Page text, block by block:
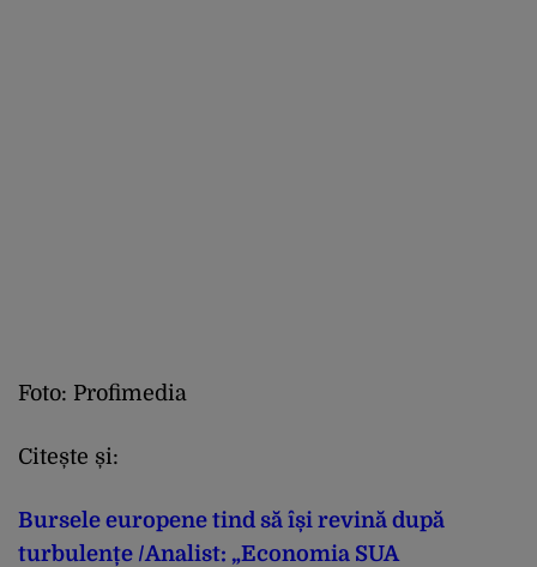
Foto: Profimedia
Citește și:
Bursele europene tind să își revină după
turbulențe /Analist: „Economia SUA